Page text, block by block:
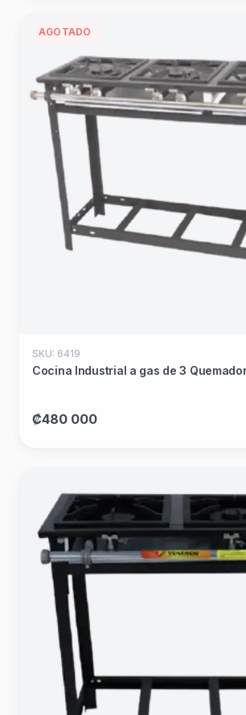
AGOTADO
SKU: 6419
Cocina Industrial a gas de 3
₡480 000